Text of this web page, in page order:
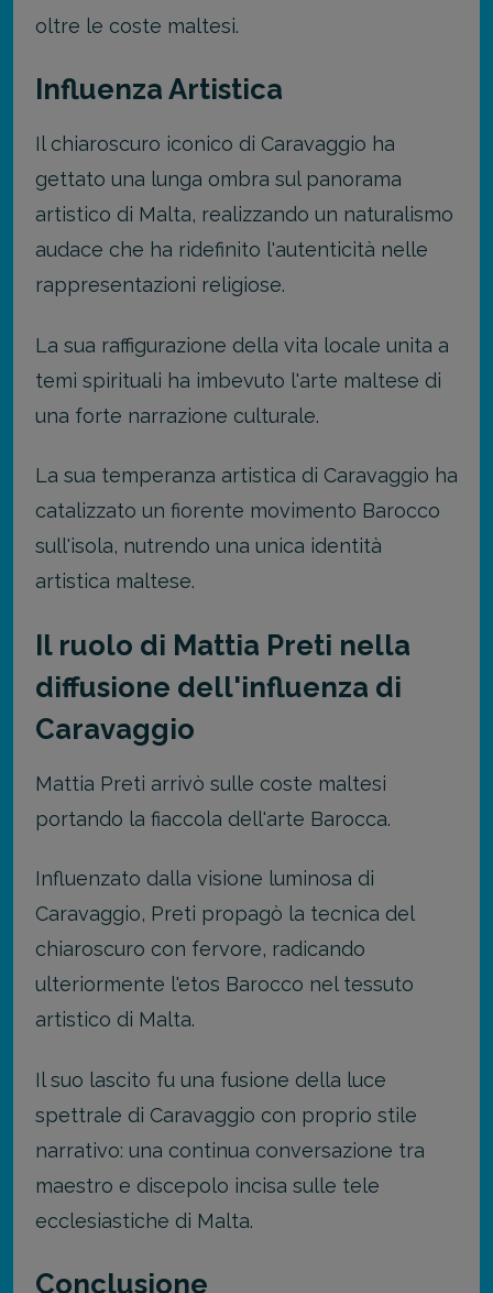
oltre le coste maltesi.
Influenza Artistica
Il chiaroscuro iconico di Caravaggio ha
gettato una lunga ombra sul panorama
artistico di Malta, realizzando un naturalismo
audace che ha ridefinito l'autenticità nelle
rappresentazioni religiose.
La sua raffigurazione della vita locale unita a
temi spirituali ha imbevuto l'arte maltese di
una forte narrazione culturale.
La sua temperanza artistica di Caravaggio ha
catalizzato un fiorente movimento Barocco
sull'isola, nutrendo una unica identità
artistica maltese.
Il ruolo di Mattia Preti nella
diffusione dell'influenza di
Caravaggio
Mattia Preti arrivò sulle coste maltesi
portando la fiaccola dell'arte Barocca.
Influenzato dalla visione luminosa di
Caravaggio, Preti propagò la tecnica del
chiaroscuro con fervore, radicando
ulteriormente l'etos Barocco nel tessuto
artistico di Malta.
Il suo lascito fu una fusione della luce
spettrale di Caravaggio con proprio stile
narrativo: una continua conversazione tra
maestro e discepolo incisa sulle tele
ecclesiastiche di Malta.
Conclusione